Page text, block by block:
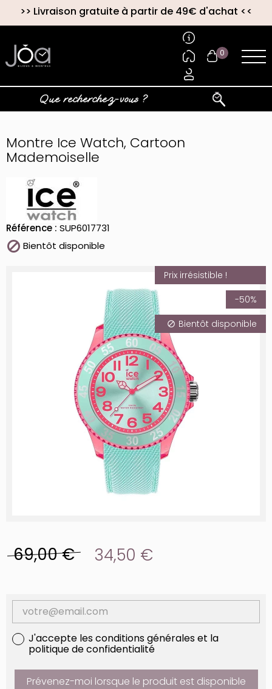
>> Livraison gratuite à partir de 49€ d'achat <<
0
Montre Ice Watch, Cartoon
Mademoiselle
Référence : SUP6017731
 Bientôt disponible
Prix irrésistible !
-50%
Bientôt disponible
69,00 € 34,50 €
J'accepte les conditions générales et la
politique de confidentialité
Prévenez-moi lorsque le produit est disponible